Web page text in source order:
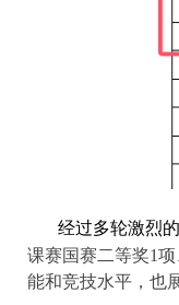
经过多轮激烈
课赛国赛二等奖1
能和竞技水平，也